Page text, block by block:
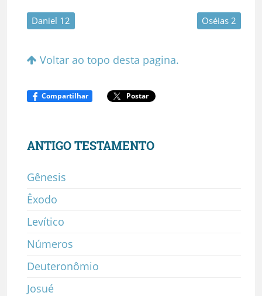
Daniel 12 Oséias 2
Voltar ao topo desta pagina.
Compartilhar Postar
ANTIGO TESTAMENTO
Gênesis
Êxodo
Levítico
Números
Deuteronômio
Josué